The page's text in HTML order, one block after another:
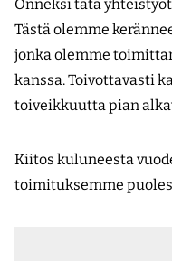
Onneksi tätä
Tästä olemme
jonka olemme
kanssa. Toivottavasti
toiveikkuutta pian
Kiitos kuluneesta
toimituksemme